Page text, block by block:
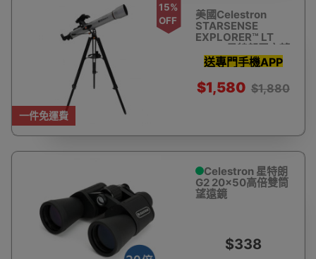
一件免運費
15%
OFF
美國Celestron
STARSENSE
EXPLORER™ LT
80AZ 星特朗天文望
遠鏡 (智能手機輔助
尋星)
送專門手機APP
你搵星星
$1,580 $1,880
Celestron 星特朗
G2 20x50高倍雙筒
望遠鏡
$338